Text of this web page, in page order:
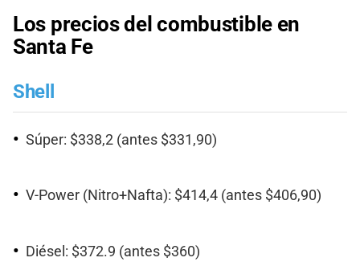
Los precios del combustible en
Santa Fe
Shell
Súper: $338,2 (antes $331,90)
V-Power (Nitro+Nafta): $414,4 (antes $406,90)
Diésel: $372.9 (antes $360)